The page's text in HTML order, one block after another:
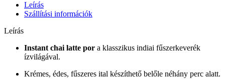
Leírás
Szállítási információk
Leírás
Instant chai latte por a klasszikus indiai fűszerkeverék
ízvilágával.
Krémes, édes, fűszeres ital készíthető belőle néhány perc alatt.